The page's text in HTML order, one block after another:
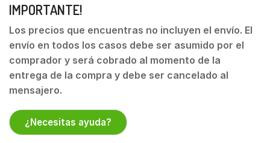
IMPORTANTE!
Los precios que encuentras no incluyen el envío. El
envío en todos los casos debe ser asumido por el
comprador y será cobrado al momento de la
entrega de la compra y debe ser cancelado al
mensajero.
¿Necesitas ayuda?